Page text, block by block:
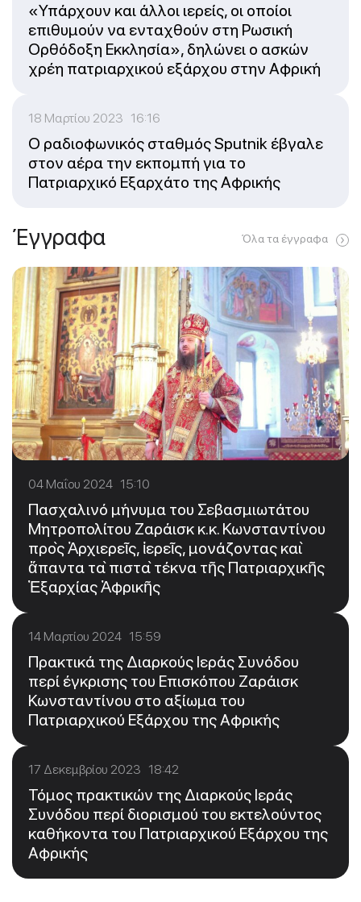
«Υπάρχουν και άλλοι ιερείς, οι οποίοι
επιθυμούν να ενταχθούν στη Ρωσική
Ορθόδοξη Εκκλησία», δηλώνει ο ασκών
χρέη πατριαρχικού εξάρχου στην Αφρική
18 Μαρτίου 2023 16:16
Ο ραδιοφωνικός σταθμός Sputnik έβγαλε
στον αέρα την εκπομπή για το
Πατριαρχικό Εξαρχάτο της Αφρικής
Έγγραφα Όλα τα έγγραφα
04 Μαΐου 2024 15:10
Πασχαλινό μήνυμα του Σεβασμιωτάτου
Μητροπολίτου Ζαράισκ κ.κ. Κωνσταντίνου
πρὸς Ἀρχιερεῖς, ἱερεῖς, μονάζοντας καὶ
ἅπαντα τὰ πιστὰ τέκνα τῆς Πατριαρχικῆς
Ἐξαρχίας Ἀφρικῆς
14 Μαρτίου 2024 15:59
Πρακτικά της Διαρκούς Ιεράς Συνόδου
περί έγκρισης του Επισκόπου Ζαράισκ
Κωνσταντίνου στο αξίωμα του
Πατριαρχικού Εξάρχου της Αφρικής
17 Δεκεμβρίου 2023 18:42
Τόμος πρακτικών της Διαρκούς Ιεράς
Συνόδου περί διορισμού του εκτελούντος
καθήκοντα του Πατριαρχικού Εξάρχου της
Αφρικής